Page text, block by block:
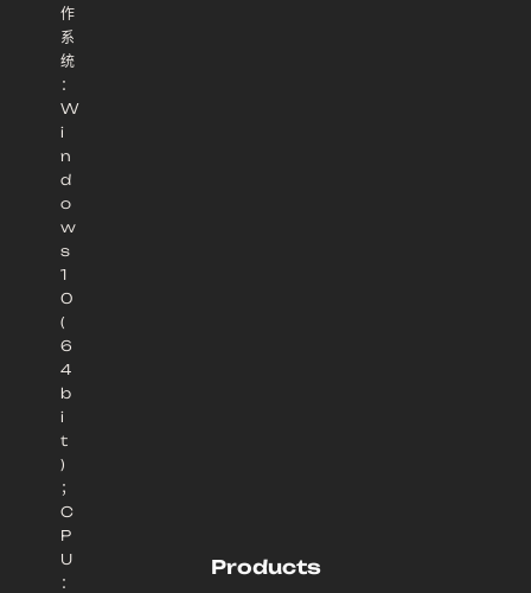
作
系
统
：
W
i
n
d
o
w
s
1
0
(
6
4
b
i
t
)
；
C
P
U
：
Products